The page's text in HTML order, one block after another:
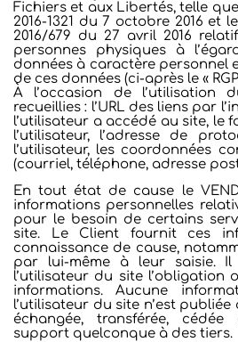
Fichiers et aux Libertés, telle
2016-1321 du 7 octobre 2016 et
2016/679 du 27 avril 2016
personnes physiques à
données à caractère personnel
de ces données (ci-après le «
À l’occasion de l’utilisation
recueillies : l’URL des liens par
l’utilisateur a accédé au site, le
l’utilisateur, l’adresse de
l’utilisateur, les coordonnées
(courriel, téléphone, adresse
En tout état de cause le
informations personnelles
pour le besoin de certains
site. Le Client fournit ces
connaissance de cause,
par lui-même à leur saisie.
l’utilisateur du site l’obligation
informations. Aucune
l’utilisateur du site n’est publiée
échangée, transférée,
support quelconque à des tiers.